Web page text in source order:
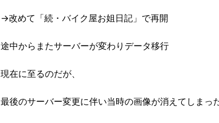
→改めて「続・バイク屋お姐日記」で再開
途中からまたサーバーが変わりデータ移行
現在に至るのだが、
最後のサーバー変更に伴い当時の画像が消えてしまった